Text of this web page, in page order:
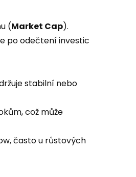
(Market Cap).
po odečtení investic
stabilní nebo
což může
často u růstových